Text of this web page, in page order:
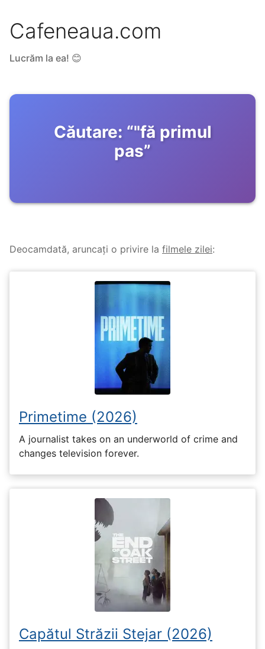
Cafeneaua.com
Lucrăm la ea! 😊
Căutare: “"fă primul
pas”
Deocamdată, aruncați o privire la filmele zilei:
Primetime (2026)
A journalist takes on an underworld of crime and
changes television forever.
Capătul Străzii Stejar (2026)